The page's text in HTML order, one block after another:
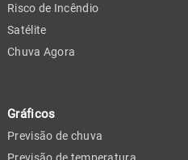
Risco de Incêndio
Satélite
Chuva Agora
Gráficos
Previsão de chuva